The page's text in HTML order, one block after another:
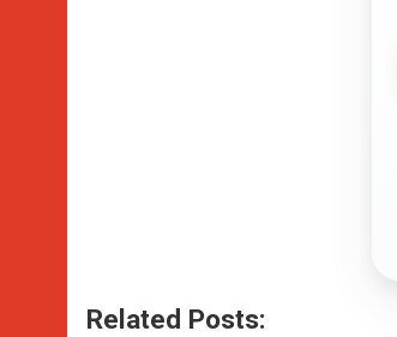
Related Posts: